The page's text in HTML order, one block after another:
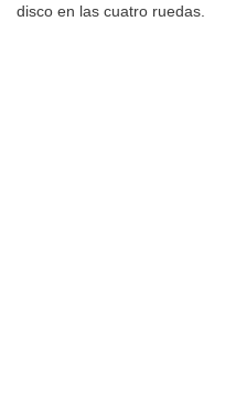
disco en las cuatro ruedas.